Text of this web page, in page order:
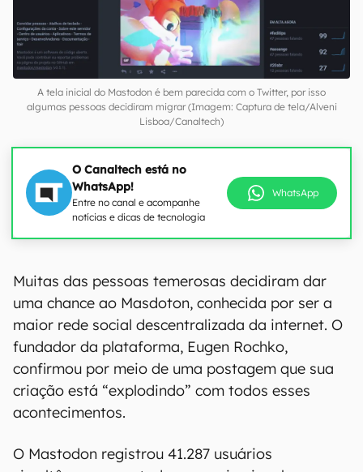
A tela inicial do Mastodon é bem parecida com o Twitter, por isso
algumas pessoas decidiram migrar (Imagem: Captura de tela/Alveni
Lisboa/Canaltech)
O Canaltech está no
WhatsApp!
Entre no canal e acompanhe
notícias e dicas de tecnologia
WhatsApp
Muitas das pessoas temerosas decidiram dar
uma chance ao Masdoton, conhecida por ser a
maior rede social descentralizada da internet. O
fundador da plataforma, Eugen Rochko,
confirmou por meio de uma postagem que sua
criação está “explodindo” com todos esses
acontecimentos.
O Mastodon registrou 41.287 usuários